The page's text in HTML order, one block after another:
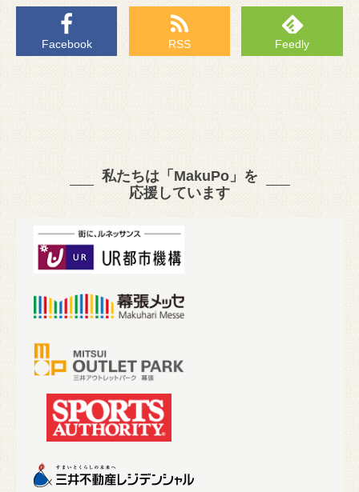
Facebook RSS Feedly
私たちは「MakuPo」を
応援しています